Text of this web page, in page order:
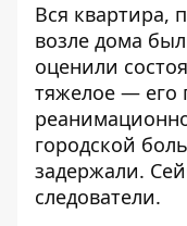
Вся квартира,
возле дома
оценили
тяжелое — его
городской
задержали.
следователи.